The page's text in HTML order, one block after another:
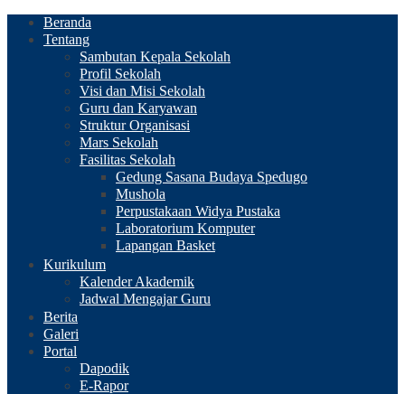
Beranda
Tentang
Sambutan Kepala Sekolah
Profil Sekolah
Visi dan Misi Sekolah
Guru dan Karyawan
Struktur Organisasi
Mars Sekolah
Fasilitas Sekolah
Gedung Sasana Budaya Spedugo
Mushola
Perpustakaan Widya Pustaka
Laboratorium Komputer
Lapangan Basket
Kurikulum
Kalender Akademik
Jadwal Mengajar Guru
Berita
Galeri
Portal
Dapodik
E-Rapor